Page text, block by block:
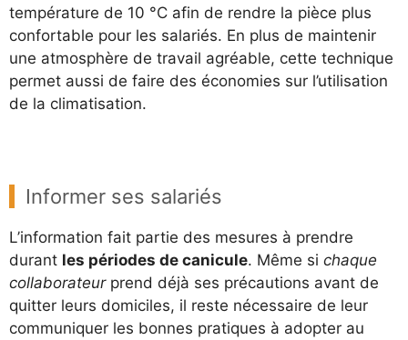
température de 10 °C afin de rendre la pièce plus
confortable pour les salariés. En plus de maintenir
une atmosphère de travail agréable, cette technique
permet aussi de faire des économies sur l’utilisation
de la climatisation.
Informer ses salariés
L’information fait partie des mesures à prendre
durant les périodes de canicule. Même si chaque
collaborateurprend déjà ses précautions avant de
quitter leurs domiciles, il reste nécessaire de leur
communiquer les bonnes pratiques à adopter au